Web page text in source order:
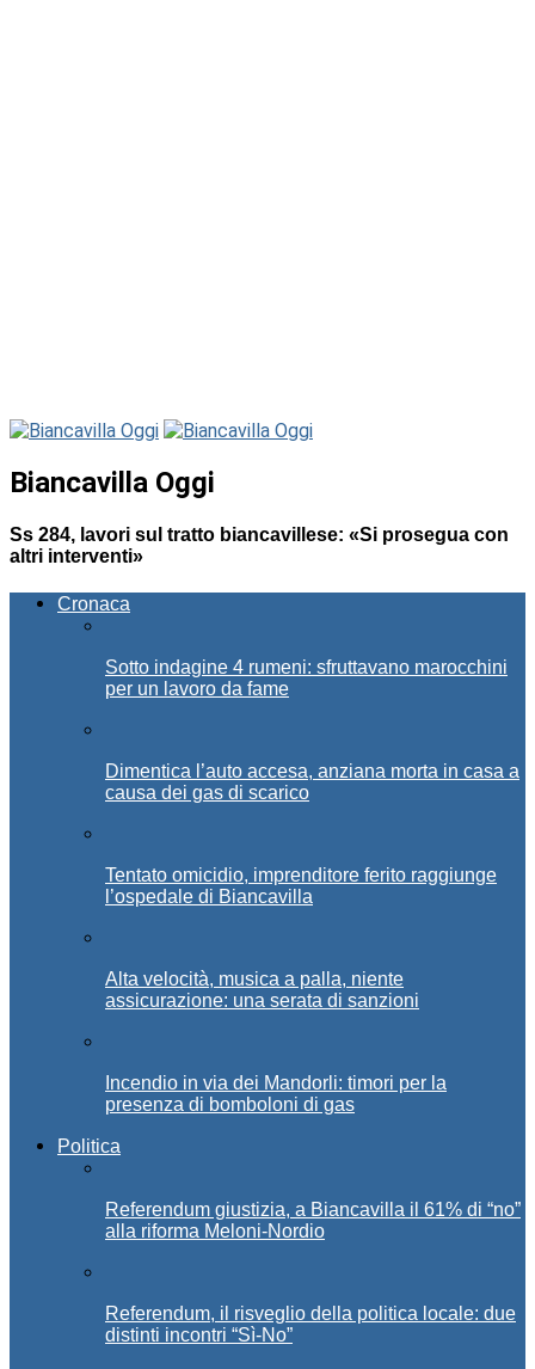
Biancavilla Oggi
Ss 284, lavori sul tratto biancavillese: «Si prosegua con
altri interventi»
Cronaca
Sotto indagine 4 rumeni: sfruttavano marocchini
per un lavoro da fame
Dimentica l’auto accesa, anziana morta in casa a
causa dei gas di scarico
Tentato omicidio, imprenditore ferito raggiunge
l’ospedale di Biancavilla
Alta velocità, musica a palla, niente
assicurazione: una serata di sanzioni
Incendio in via dei Mandorli: timori per la
presenza di bomboloni di gas
Politica
Referendum giustizia, a Biancavilla il 61% di “no”
alla riforma Meloni-Nordio
Referendum, il risveglio della politica locale: due
distinti incontri “Sì-No”